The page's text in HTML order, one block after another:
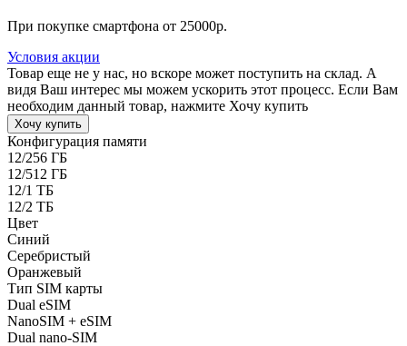
При покупке смартфона от 25000р.
Условия акции
Товар еще не у нас, но вскоре может поступить на склад. А
видя Ваш интерес мы можем ускорить этот процесс. Если Вам
необходим данный товар, нажмите Хочу купить
Хочу купить
Конфигурация памяти
12/256 ГБ
12/512 ГБ
12/1 ТБ
12/2 ТБ
Цвет
Синий
Серебристый
Оранжевый
Тип SIM карты
Dual eSIM
NanoSIM + eSIM
Dual nano-SIM